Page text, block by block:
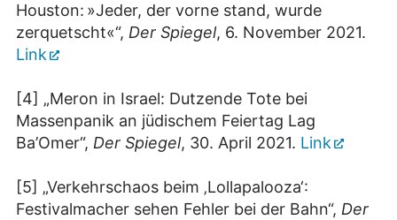
Houston: »Jeder, der vorne stand, wurde
zerquetscht«“, Der Spiegel, 6. November 2021.
Link
[4] „Meron in Israel: Dutzende Tote bei
Massenpanik an jüdischem Feiertag Lag
Ba’Omer“, Der Spiegel, 30. April 2021. Link
[5] „Verkehrschaos beim ‚Lollapalooza‘:
Festivalmacher sehen Fehler bei der Bahn“, Der